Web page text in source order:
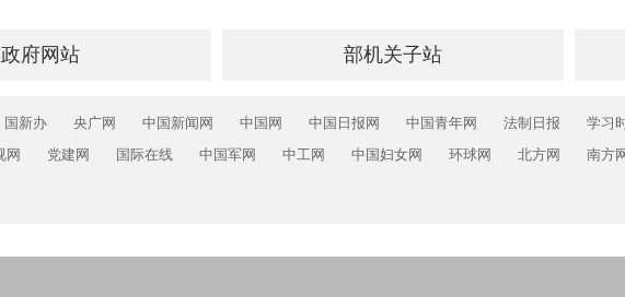
政府网站 部机关子站
国新办 央广网 中国新闻网 中国网 中国日报网 中国青年网 法制日报 学习
网 党建网 国际在线 中国军网 中工网 中国妇女网 环球网 北方网 南方